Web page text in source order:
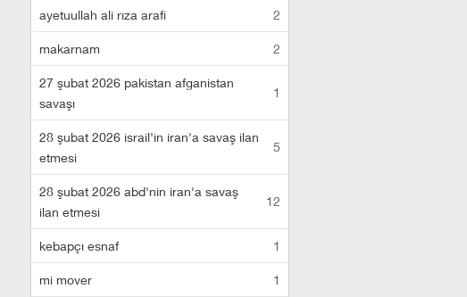
ayetuullah ali rıza arafi 2
makarnam 2
27 şubat 2026 pakistan afganistan
savaşı
1
28 şubat 2026 israil'in iran'a savaş ilan
etmesi
5
28 şubat 2026 abd'nin iran'a savaş
ilan etmesi
12
kebapçı esnaf 1
mi mover 1